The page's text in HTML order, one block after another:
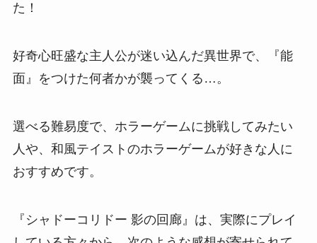
た！
好奇心旺盛な主人公が迷い込んだ異世界で、『能
面』をつけた何者かが襲ってくる…。
選べる難易度で、ホラーゲームに挑戦してみたい
人や、和風テイストのホラーゲームが好きな人に
おすすめです。
『シャドーコリドー 影の回廊』は、実際にプレイ